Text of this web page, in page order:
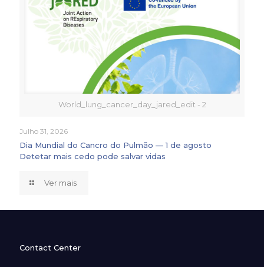
World_lung_cancer_day_jared_edit - 2
Julho 31, 2026
Dia Mundial do Cancro do Pulmão — 1 de agosto
Detetar mais cedo pode salvar vidas
Ver mais
Contact Center